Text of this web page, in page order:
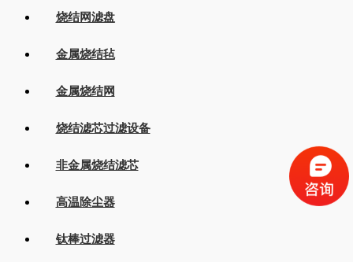
烧结网滤盘
金属烧结毡
金属烧结网
烧结滤芯过滤设备
非金属烧结滤芯
高温除尘器
钛棒过滤器